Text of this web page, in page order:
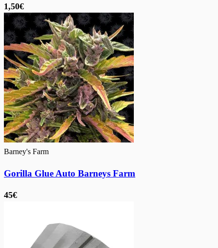
1,50€
Barney's Farm
Gorilla Glue Auto Barneys Farm
45€